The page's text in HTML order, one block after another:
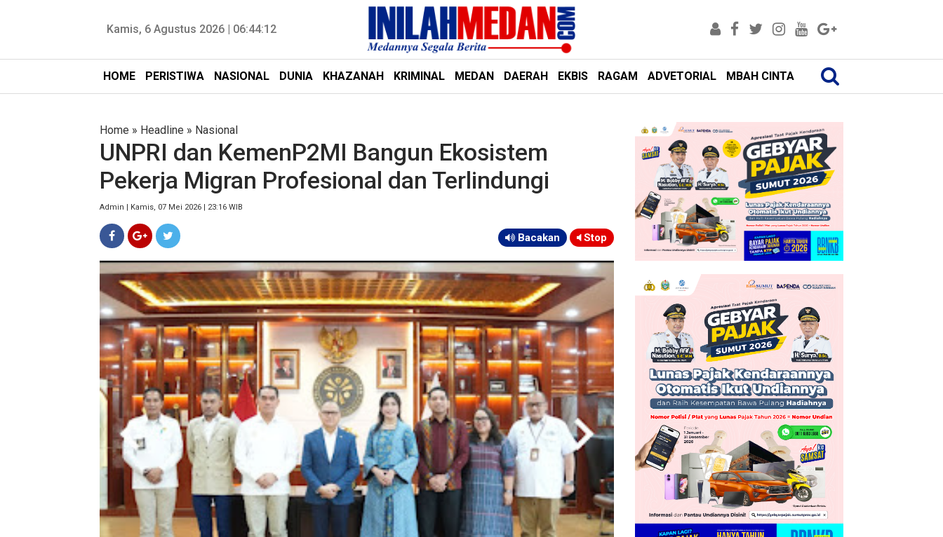
Kamis, 6 Agustus 2026 | 06:44:13
HOME PERISTIWA NASIONAL DUNIA KHAZANAH KRIMINAL MEDAN DAERAH EKBIS RAGAM ADVETORIAL MBAH CINTA
Home » Headline » Nasional
UNPRI dan KemenP2MI Bangun Ekosistem
Pekerja Migran Profesional dan Terlindungi
Admin | Kamis, 07 Mei 2026 | 23:16 WIB
Bacakan Stop